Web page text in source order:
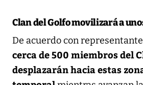
Clan del Golfo movilizará a
De acuerdo con
cerca de 500 miembros del
desplazarán hacia estas